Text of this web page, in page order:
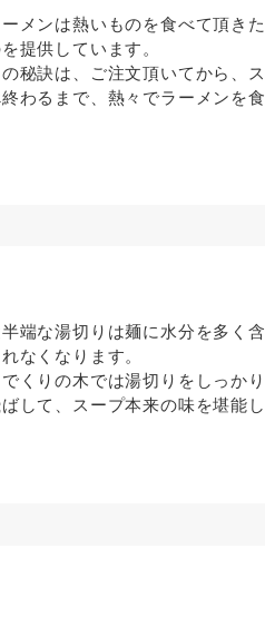
ーメンは熱いものを食べて頂き
提供しています。
秘訣は、ご注文頂いてから、
わるまで、熱々でラーメンを食
端な湯切りは麺に水分を多く
なくなります。
くりの木では湯切りをしっか
して、スープ本来の味を堪能し